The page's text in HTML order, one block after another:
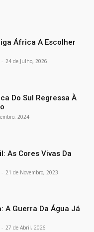
África A Escolher
- 24 de Julho, 2026
Do Sul Regressa À
2024
As Cores Vivas Da
- 21 de Novembro, 2023
A Guerra Da Água Já
- 27 de Abril, 2026